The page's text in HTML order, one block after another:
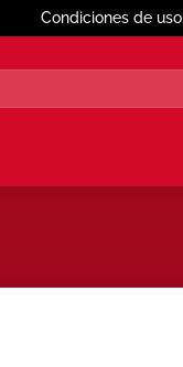
Condiciones de uso